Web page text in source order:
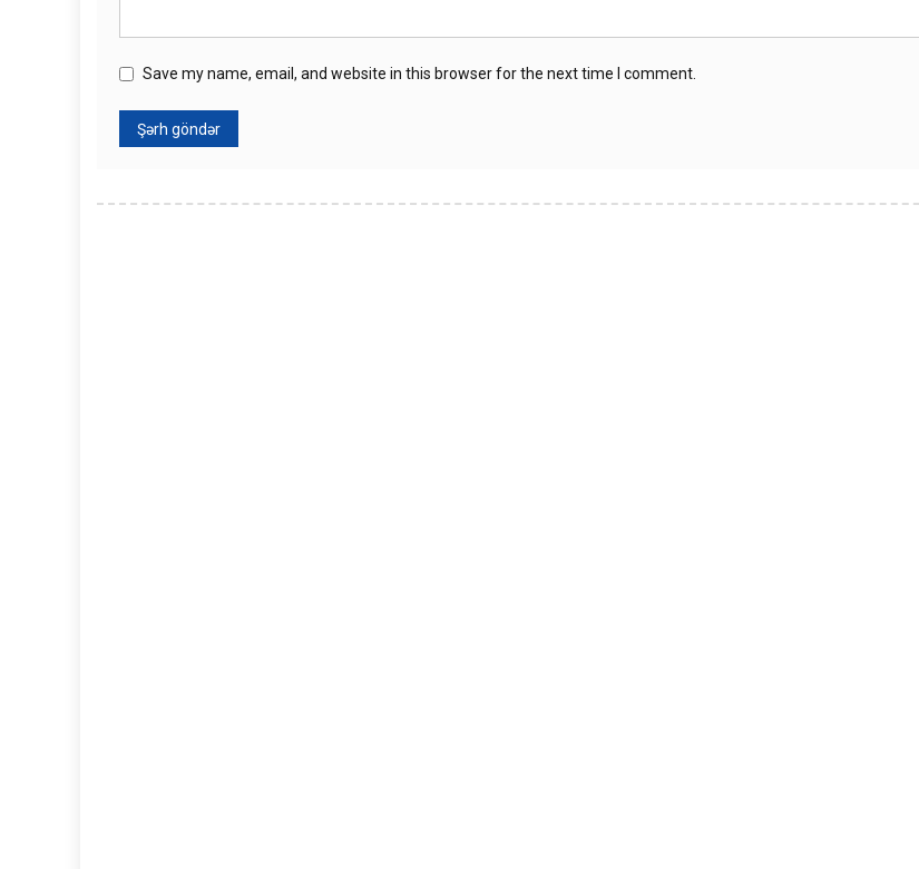
Save my name, email, and website in this browser for the next time I comment.